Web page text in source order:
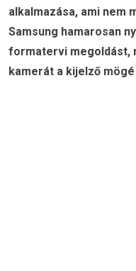
alkalmazása, ami nem
Samsung hamarosan
formatervi megoldást,
kamerát a kijelző